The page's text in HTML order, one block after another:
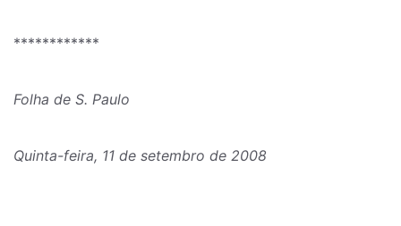
************
Folha de S. Paulo
Quinta-feira, 11 de setembro de 2008